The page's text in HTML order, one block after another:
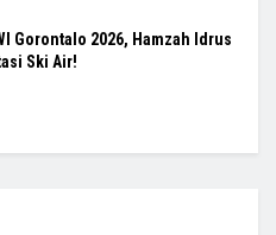
Gorontalo 2026, Hamzah Idrus
Ski Air!